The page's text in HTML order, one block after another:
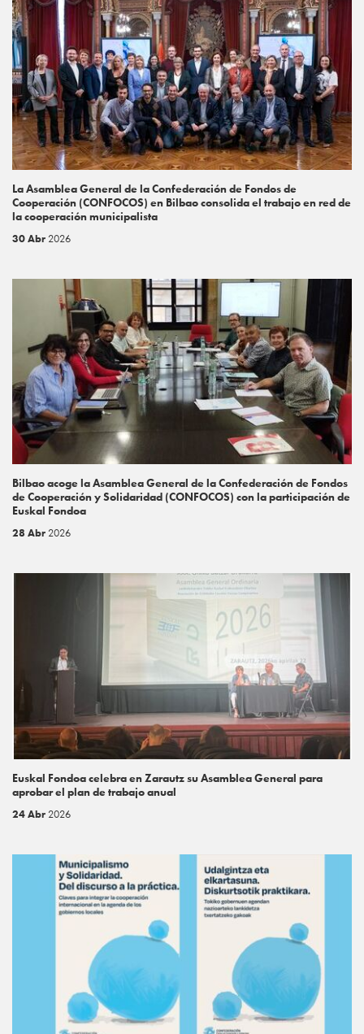
La Asamblea General de la Confederación de Fondos de
Cooperación (CONFOCOS) en Bilbao consolida el trabajo en red de
la cooperación municipalista
30 Abr 2026
Bilbao acoge la Asamblea General de la Confederación de Fondos
de Cooperación y Solidaridad (CONFOCOS) con la participación de
Euskal Fondoa
28 Abr 2026
Euskal Fondoa celebra en Zarautz su Asamblea General para
aprobar el plan de trabajo anual
24 Abr 2026